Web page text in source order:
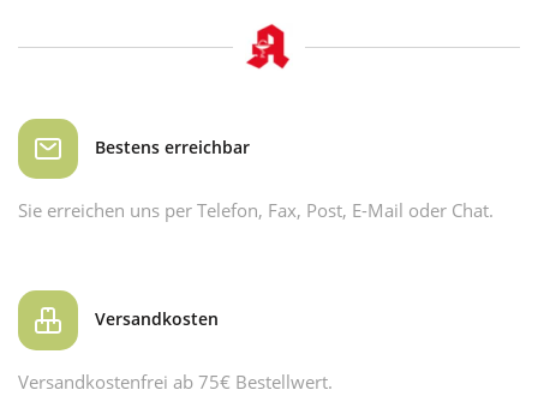
Bestens erreichbar
Sie erreichen uns per Telefon, Fax, Post, E-Mail oder Chat.
Versandkosten
Versandkostenfrei ab 75€ Bestellwert.